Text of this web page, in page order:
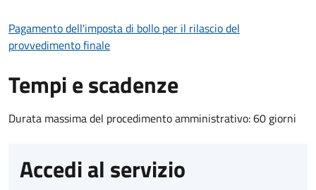
Pagamento dell'imposta di bollo per il rilascio del
provvedimento finale
Tempi e scadenze
Durata massima del procedimento amministrativo: 60 giorni
Accedi al servizio